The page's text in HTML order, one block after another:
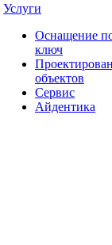
Услуги
Оснащение
ключ
объектов
Сервис
Айдентика